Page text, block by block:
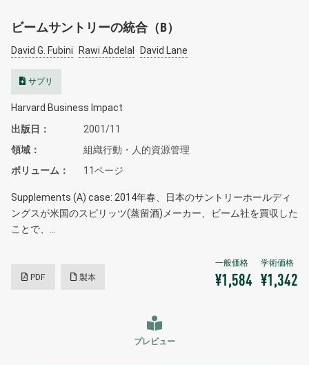
ビームサントリーの統合（B）
David G. Fubini Rawi Abdelal David Lane
サプリ
Harvard Business Impact
出版日
2001/11
領域
組織行動・人的資源管理
ボリューム
11ページ
Supplements (A) case: 2014年春、日本のサントリーホールディ
ングスが米国のスピリッツ(蒸留酒)メーカー、ビーム社を買収した
ことで、…
PDF 製本 ¥1,584 ¥1,342
プレビュー